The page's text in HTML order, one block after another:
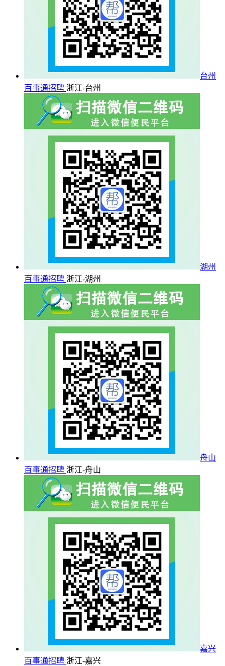
台州
百事通招聘 浙江-台州
湖州
百事通招聘 浙江-湖州
舟山
百事通招聘 浙江-舟山
嘉兴
百事通招聘 浙江-嘉兴